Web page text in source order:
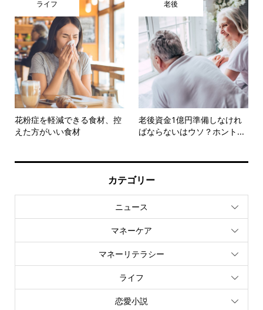
ライフ
花粉症を軽減できる食材、控
えた方がいい食材
老後
老後資金1億円準備しなけれ
ばならないはウソ？ホント...
カテゴリー
ニュース
マネーケア
マネーリテラシー
ライフ
恋愛小説